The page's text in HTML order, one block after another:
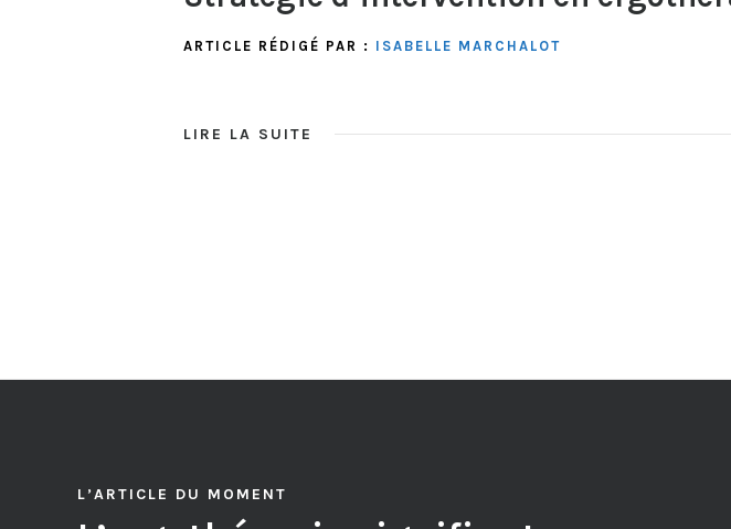
ARTICLE RÉDIGÉ PAR : ISABELLE MARCHALOT
LIRE LA SUITE
L’ARTICLE DU MOMENT